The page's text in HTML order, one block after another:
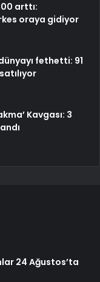
arttı:
oraya gidiyor
fethetti: 91
Kavgası: 3
24 Ağustos’ta